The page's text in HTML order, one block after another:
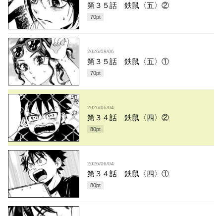
第３５話 鉄鼠〈五〉②
70pt
2026/08/06
第３５話 鉄鼠〈五〉①
70pt
2026/06/04
第３４話 鉄鼠〈四〉②
80pt
2026/06/04
第３４話 鉄鼠〈四〉①
80pt